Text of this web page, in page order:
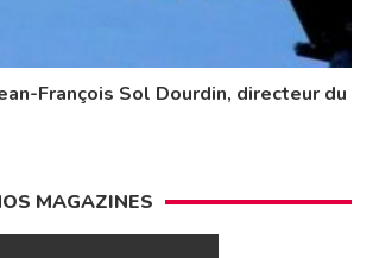
François Sol Dourdin, directeur du
MAGAZINES